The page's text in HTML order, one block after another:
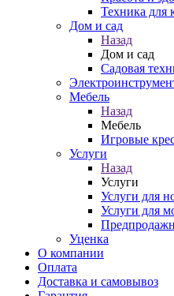
Техника для
Дом и сад
Назад
Дом и сад
Садовая
Мебель
Назад
Мебель
Игровые
Услуги
Назад
Услуги
Услуги для
Услуги для
Уценка
О компании
Оплата
Доставка и самовывоз